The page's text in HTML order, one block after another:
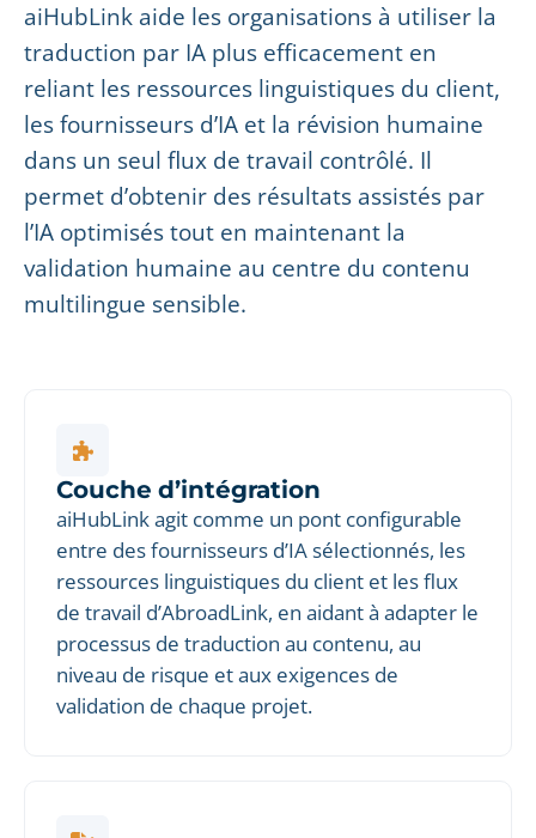
aiHubLink aide les organisations à utiliser la
traduction par IA plus efficacement en
reliant les ressources linguistiques du client,
les fournisseurs d’IA et la révision humaine
dans un seul flux de travail contrôlé. Il
permet d’obtenir des résultats assistés par
l’IA optimisés tout en maintenant la
validation humaine au centre du contenu
multilingue sensible.
Couche d’intégration
aiHubLink agit comme un pont configurable
entre des fournisseurs d’IA sélectionnés, les
ressources linguistiques du client et les flux
de travail d’AbroadLink, en aidant à adapter le
processus de traduction au contenu, au
niveau de risque et aux exigences de
validation de chaque projet.